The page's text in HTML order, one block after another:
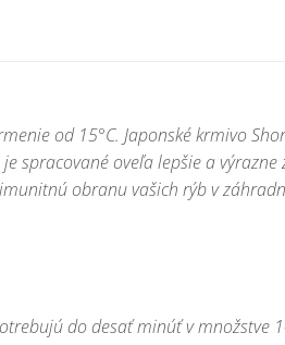
od 15°C. Japonské krmivo
oveľa lepšie a
obranu vašich rýb v
do desať minúť v množstve